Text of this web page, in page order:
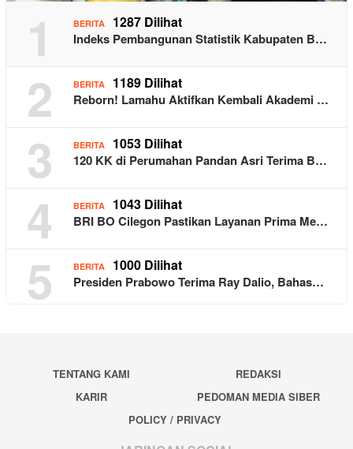
1 BERITA 1287 Dilihat
Indeks Pembangunan Statistik Kabupaten B…
2 BERITA 1189 Dilihat
Reborn! Lamahu Aktifkan Kembali Akademi …
3 BERITA 1053 Dilihat
120 KK di Perumahan Pandan Asri Terima B…
4 BERITA 1043 Dilihat
BRI BO Cilegon Pastikan Layanan Prima Me…
5 BERITA 1000 Dilihat
Presiden Prabowo Terima Ray Dalio, Bahas…
TENTANG KAMI
REDAKSI
KARIR
PEDOMAN MEDIA SIBER
POLICY / PRIVACY